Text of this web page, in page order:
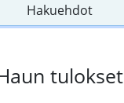
Hakuehdot
tulokset